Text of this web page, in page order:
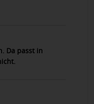
Da passt in